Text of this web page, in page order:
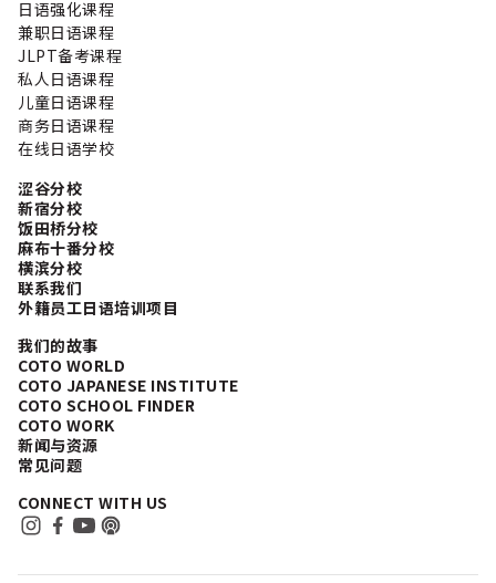
めまして (hajimemashite)，意思是“初次见面”。 自我
介绍 (Jikoshoukai 自己紹介) Y你可以使用动词 desu 或
“言います” 礼貌地说出自己的名字。在正式场合，如面
试，应使用更正式的句型。注意日本人习惯先说姓再说名。
随意表达 礼貌表达 正式表达 你来自哪里？ご出身はどちら
ですか？ 在日本，外国人的存在总能引起好奇。你可以介绍
自己的国家，甚至城市。美国人如果想精确说明州名，需要
使用 州 (しゅう, shuu)。 你也可以使用 出身 (しゅっしん,
shusshin) 或直接用国籍 人 (じん, jin) 来说明： 你为什么
学习日语？どうして日本語を勉強しているんですか？ 这是
自我介绍的亮点。不仅会让日本人感到荣幸，还会让他们更
想了解你学习日语的原因。 你为什么来日本？どうして日本
に来たんですか？ Y说明你来日本的原因，有助于完成一个
完整的自我介绍。无论你是短期来日本好奇，还是长期生
活，都可以这样说： 介绍你的职业？日本で何をしています
か？ 无论你是学生还是上班族，介绍职业在日本文化中很重
要。 兴趣和爱好 在轻松场合分享兴趣爱好可以让自我介绍更
有亲和力。 最后一步：よろしく Yoroshiku! 自我介绍通常
以 よろしくお願いします 结束，表示期待与新朋友或同事的
良好关系。 随意表达 正式表达 礼貌表达 自我介绍完整示例
[…]
日语强化课程
兼职日语课程
JLPT备考课程
私人日语课程
儿童日语课程
商务日语课程
在线日语学校
涩谷分校
新宿分校
饭田桥分校
麻布十番分校
横滨分校
联系我们
外籍员工日语培训项目
我们的故事
COTO WORLD
COTO JAPANESE INSTITUTE
COTO SCHOOL FINDER
COTO WORK
新闻与资源
常见问题
CONNECT WITH US